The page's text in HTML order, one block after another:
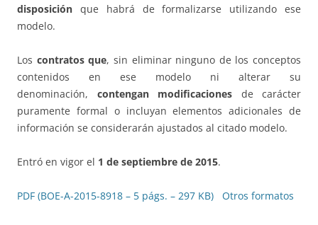
disposición que habrá de formalizarse utilizando ese
modelo.
Los contratos que, sin eliminar ninguno de los conceptos
contenidos en ese modelo ni alterar su
denominación, contengan modificaciones de carácter
puramente formal o incluyan elementos adicionales de
información se considerarán ajustados al citado modelo.
Entró en vigor el 1 de septiembre de 2015.
PDF (BOE-A-2015-8918 – 5 págs. – 297 KB) Otros formatos